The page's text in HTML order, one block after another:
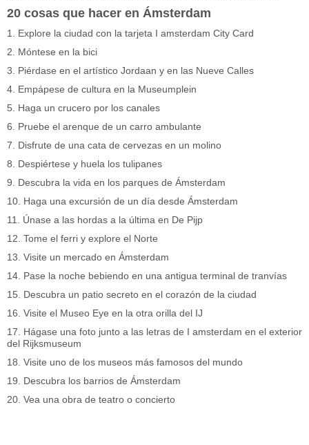
20 cosas que hacer en Ámsterdam
1. Explore la ciudad con la tarjeta I amsterdam City Card
2. Móntese en la bici
3. Piérdase en el artístico Jordaan y en las Nueve Calles
4. Empápese de cultura en la Museumplein
5. Haga un crucero por los canales
6. Pruebe el arenque de un carro ambulante
7. Disfrute de una cata de cervezas en un molino
8. Despiértese y huela los tulipanes
9. Descubra la vida en los parques de Ámsterdam
10. Haga una excursión de un día desde Ámsterdam
11. Únase a las hordas a la última en De Pijp
12. Tome el ferri y explore el Norte
13. Visite un mercado en Ámsterdam
14. Pase la noche bebiendo en una antigua terminal de tranvías
15. Descubra un patio secreto en el corazón de la ciudad
16. Visite el Museo Eye en la otra orilla del IJ
17. Hágase una foto junto a las letras de I amsterdam en el exterior
del Rijksmuseum
18. Visite uno de los museos más famosos del mundo
19. Descubra los barrios de Ámsterdam
20. Vea una obra de teatro o concierto